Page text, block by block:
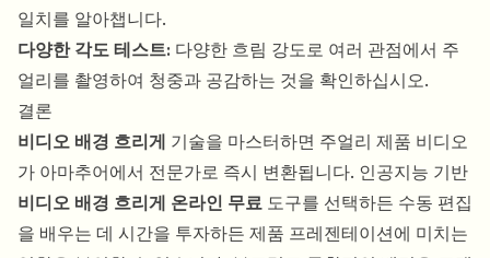
일치를 알아챕니다.
다양한 각도 테스트: 다양한 흐림 강도로 여러 관점에서 주
얼리를 촬영하여 청중과 공감하는 것을 확인하십시오.
결론
비디오 배경 흐리게 기술을 마스터하면 주얼리 제품 비디오
가 아마추어에서 전문가로 즉시 변환됩니다. 인공지능 기반
비디오 배경 흐리게 온라인 무료 도구를 선택하든 수동 편집
을 배우는 데 시간을 투자하든 제품 프레젠테이션에 미치는